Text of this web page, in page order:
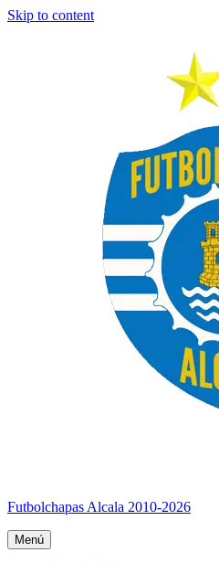
Skip to content
Futbolchapas Alcala 2010-2026
Menú